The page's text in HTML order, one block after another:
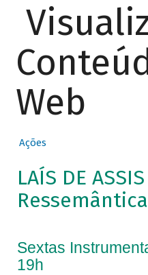
Web
Ações
LAÍS DE
Ressemântica
Sextas
19h